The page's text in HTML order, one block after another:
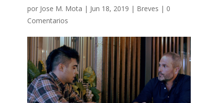
por Jose M. Mota | Jun 18, 2019 | Breves | 0
Comentarios